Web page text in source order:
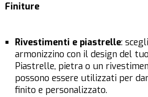
Finiture
Rivestimenti e piastrelle:
armonizzino con il design del
Piastrelle, pietra o un
possono essere utilizzati per
finito e personalizzato.